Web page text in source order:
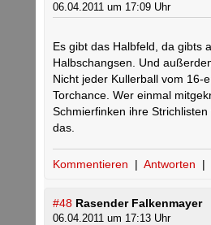
06.04.2011 um 17:09 Uhr
Es gibt das Halbfeld, da gibts
Halbschangsen. Und
Nicht jeder Kullerball vom 16-
Torchance. Wer einmal
Schmierfinken ihre
das.
Kommentieren | Antworten |
#48 Rasender Falkenmayer
06.04.2011 um 17:13 Uhr